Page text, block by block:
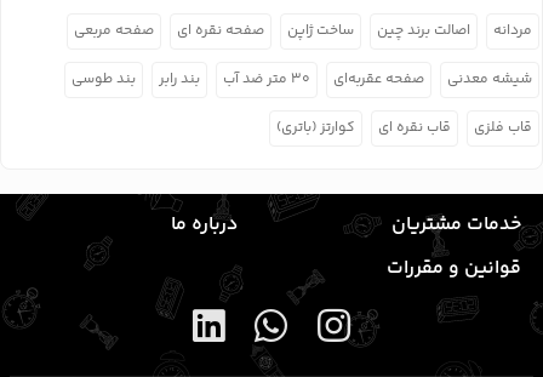
مردانه اصالت برند چین ساخت ژاپن صفحه نقره ای صفحه مربعی
شیشه معدنی صفحه عقربه‌ای ۳۰ متر ضد آب بند رابر بند طوسی
قاب فلزی قاب نقره ای کوارتز (باتری)
خدمات مشتریان
درباره ما
قوانین و مقررات